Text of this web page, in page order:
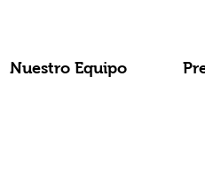
Nuestro Equipo